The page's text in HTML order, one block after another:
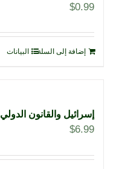
$0.99
إضافة إلى السلة البيانات
إسرائيل والقانون
$6.99